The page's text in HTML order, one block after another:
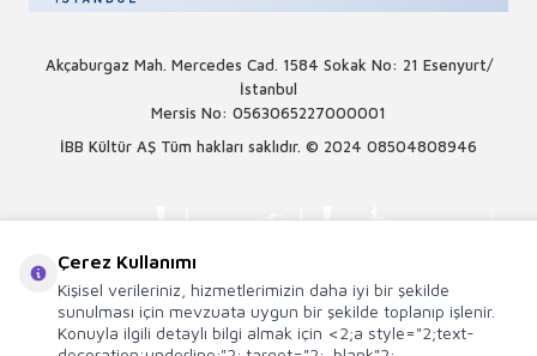
Akçaburgaz Mah. Mercedes Cad. 1584 Sokak No: 21 Esenyurt/
İstanbul
Mersis No: 0563065227000001
İBB Kültür AŞ Tüm hakları saklıdır. © 2024 08504808946
Çerez Kullanımı
Kişisel verileriniz, hizmetlerimizin daha iyi bir şekilde
sunulması için mevzuata uygun bir şekilde toplanıp işlenir.
Konuyla ilgili detaylı bilgi almak için <2;a style="2;text-